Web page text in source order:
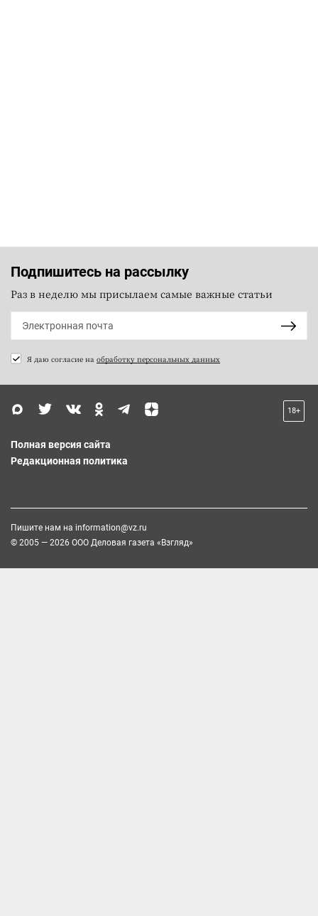
Подпишитесь на рассылку
Раз в неделю мы присылаем самые важные статьи
Я даю согласие на обработку персональных данных
18+
Полная версия сайта
Редакционная политика
Пишите нам на information@vz.ru
© 2005 — 2026 ООО Деловая газета «Взгляд»